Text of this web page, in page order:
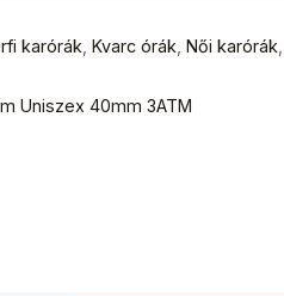
karórák Kvarc órák Női karórák
Uniszex 40mm 3ATM